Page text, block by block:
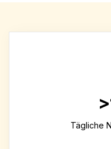
Tägliche